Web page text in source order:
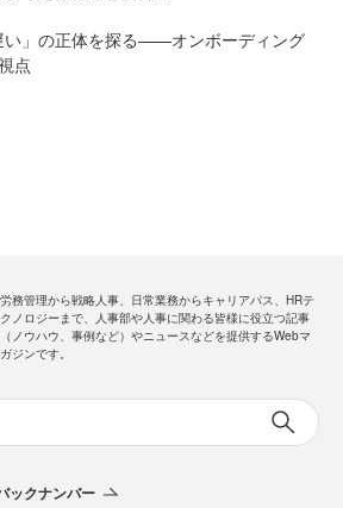
い」の正体を探る——オンボーディング
点
労務管理から戦略人事、日常業務からキャリアパス、HRテ
クノロジーまで、人事部や人事に関わる皆様に役立つ記事
（ノウハウ、事例など）やニュースなどを提供するWebマ
ガジンです。
ックナンバー